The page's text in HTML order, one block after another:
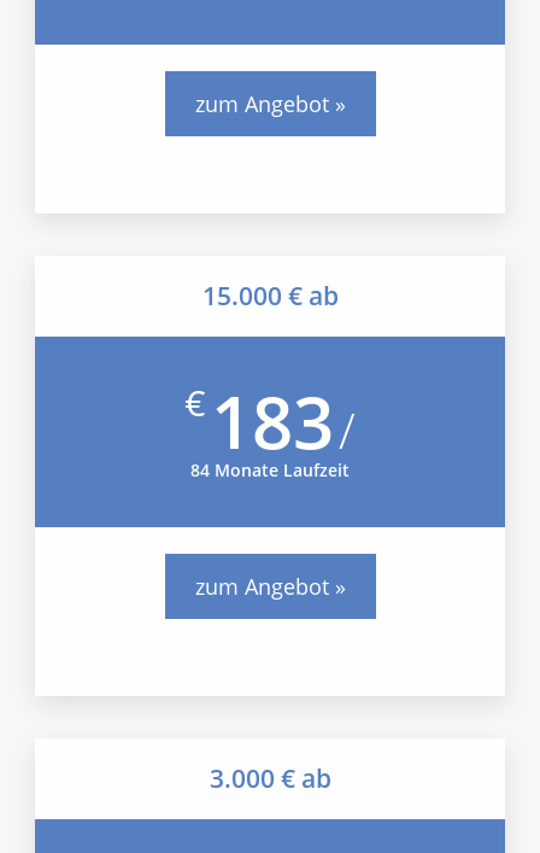
zum Angebot »
15.000 € ab
€ 183/
84 Monate Laufzeit
zum Angebot »
3.000 € ab